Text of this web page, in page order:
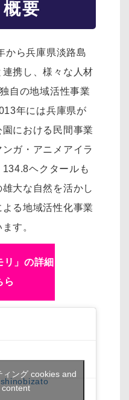
要
から兵庫県淡路島
携し、様々な人材
自の地域活性事業
年には兵庫県が
における民間事業
ガ・アニメアイラ
ヘクタールも
大な自然を活かし
る地域活性化事業
す。
リ」の詳細
ら
ング cookies and